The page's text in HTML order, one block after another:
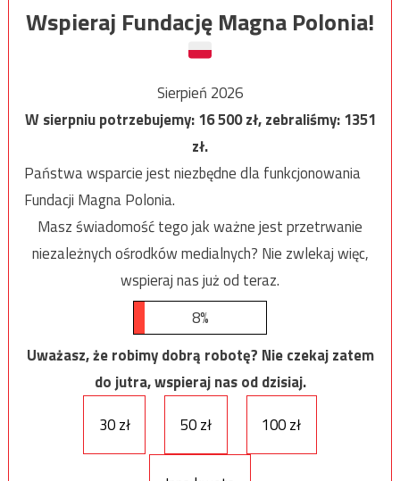
Wspieraj Fundację Magna Polonia!
Sierpień 2026
W sierpniu potrzebujemy:16 500zł, zebraliśmy:1351
zł.
Państwa wsparcie jest niezbędne dla funkcjonowania
Fundacji Magna Polonia.
Masz świadomość tego jak ważne jest przetrwanie
niezależnych ośrodków medialnych? Nie zwlekaj więc,
wspieraj nas już od teraz.
8%
Uważasz, że robimy dobrą robotę? Nie czekaj zatem
do jutra, wspieraj nas od dzisiaj.
30 zł
50 zł 100 zł